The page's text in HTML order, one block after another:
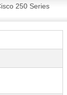
250 Series